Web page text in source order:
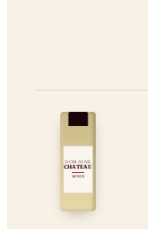
DOMAINE
CHATEAU
NEXUS